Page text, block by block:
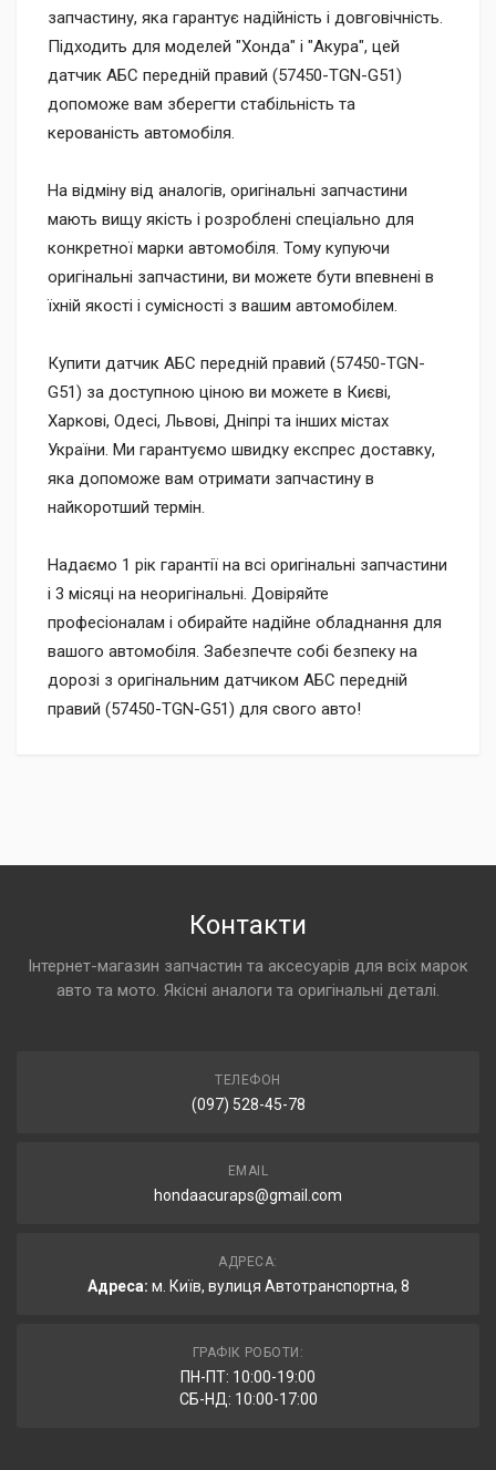
запчастину, яка гарантує надійність і довговічність.
Підходить для моделей "Хонда" і "Акура", цей
датчик АБС передній правий (57450-TGN-G51)
допоможе вам зберегти стабільність та
керованість автомобіля.
На відміну від аналогів, оригінальні запчастини
мають вищу якість і розроблені спеціально для
конкретної марки автомобіля. Тому купуючи
оригінальні запчастини, ви можете бути впевнені в
їхній якості і сумісності з вашим автомобілем.
Купити датчик АБС передній правий (57450-TGN-
G51) за доступною ціною ви можете в Києві,
Харкові, Одесі, Львові, Дніпрі та інших містах
України. Ми гарантуємо швидку експрес доставку,
яка допоможе вам отримати запчастину в
найкоротший термін.
Надаємо 1 рік гарантії на всі оригінальні запчастини
і 3 місяці на неоригінальні. Довіряйте
професіоналам і обирайте надійне обладнання для
вашого автомобіля. Забезпечте собі безпеку на
дорозі з оригінальним датчиком АБС передній
правий (57450-TGN-G51) для свого авто!
Контакти
Інтернет-магазин запчастин та аксесуарів для всіх марок
авто та мото. Якісні аналоги та оригінальні деталі.
ТЕЛЕФОН
(097) 528-45-78
EMAIL
hondaacuraps@gmail.com
АДРЕСА:
Адреса: м. Київ, вулиця Автотранспортна, 8
ГРАФІК РОБОТИ:
ПН-ПТ: 10:00-19:00
СБ-НД: 10:00-17:00